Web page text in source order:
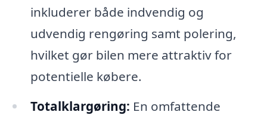
inkluderer både indvendig og
udvendig rengøring samt polering,
hvilket gør bilen mere attraktiv for
potentielle købere.
Totalklargøring: En omfattende